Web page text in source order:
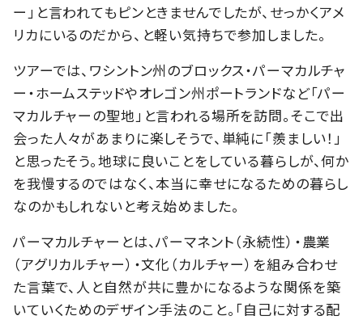
ー」と言われてもピンときませんでしたが、せっかくアメ
リカにいるのだから、と軽い気持ちで参加しました。
ツアーでは、ワシントン州のブロックス・パーマカルチャ
ー・ホームステッドやオレゴン州ポートランドなど「パー
マカルチャーの聖地」と言われる場所を訪問。そこで出
会った人々があまりに楽しそうで、単純に「羨ましい！」
と思ったそう。地球に良いことをしている暮らしが、何か
を我慢するのではなく、本当に幸せになるための暮らし
なのかもしれないと考え始めました。
パーマカルチャーとは、パーマネント（永続性）・農業
（アグリカルチャー）・文化（カルチャー）を組み合わせ
た言葉で、人と自然が共に豊かになるような関係を築
いていくためのデザイン手法のこと。「自己に対する配